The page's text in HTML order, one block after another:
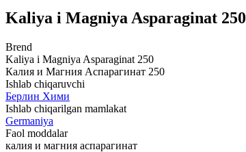
Kaliya i Magniya Asparaginat 250
Brend
Kaliya i Magniya Asparaginat 250
Калия и Магния Аспарагинат 250
Ishlab chiqaruvchi
Берлин Хими
Ishlab chiqarilgan mamlakat
Germaniya
Faol moddalar
калия и магния аспарагинат